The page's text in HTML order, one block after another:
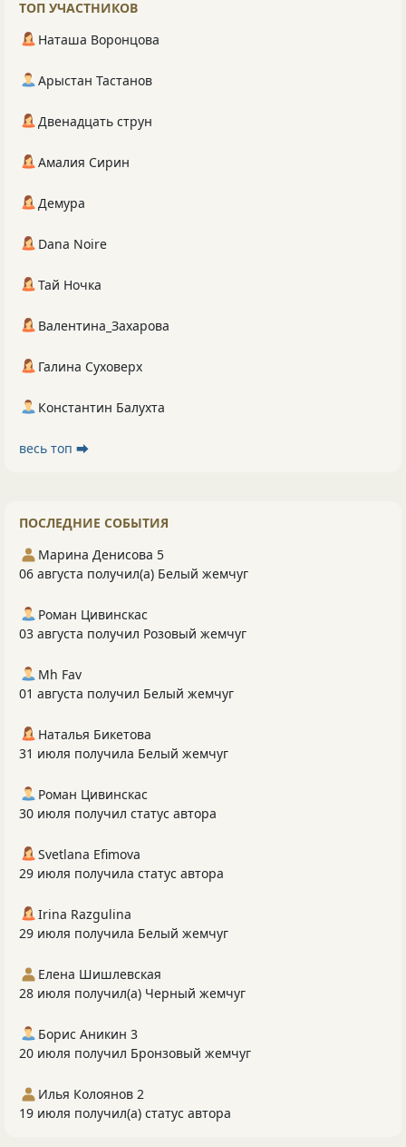
ТОП УЧАСТНИКОВ
Наташа Воронцова
Арыстан Тастанов
Двенадцать струн
Амалия Сирин
Демура
Dana Noire
Тай Ночка
Валентина_Захарова
Галина Суховерх
Константин Балухта
весь топ ⮕
ПОСЛЕДНИЕ СОБЫТИЯ
Марина Денисова 5
06 августа получил(а) Белый жемчуг
Роман Цивинскас
03 августа получил Розовый жемчуг
Mh Fav
01 августа получил Белый жемчуг
Наталья Бикетова
31 июля получила Белый жемчуг
Роман Цивинскас
30 июля получил статус автора
Svetlana Efimova
29 июля получила статус автора
Irina Razgulina
29 июля получила Белый жемчуг
Елена Шишлевская
28 июля получил(а) Черный жемчуг
Борис Аникин 3
20 июля получил Бронзовый жемчуг
Илья Колоянов 2
19 июля получил(а) статус автора